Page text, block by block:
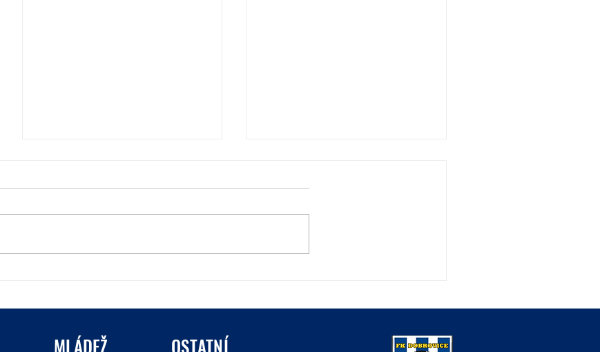
minutách
MLÁDEŽ OSTATNÍ